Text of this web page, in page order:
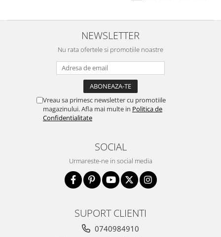
NEWSLETTER
Nu rata ofertele si promotiile noastre
Vreau sa primesc newsletter cu promotiile
magazinului. Afla mai multe in Politica de
Confidentialitate
SOCIAL
Urmareste-ne in social media
SUPORT CLIENTI
0740984910